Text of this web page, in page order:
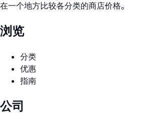
在一个地方比较各分类的商店价格。
浏览
分类
优惠
指南
公司